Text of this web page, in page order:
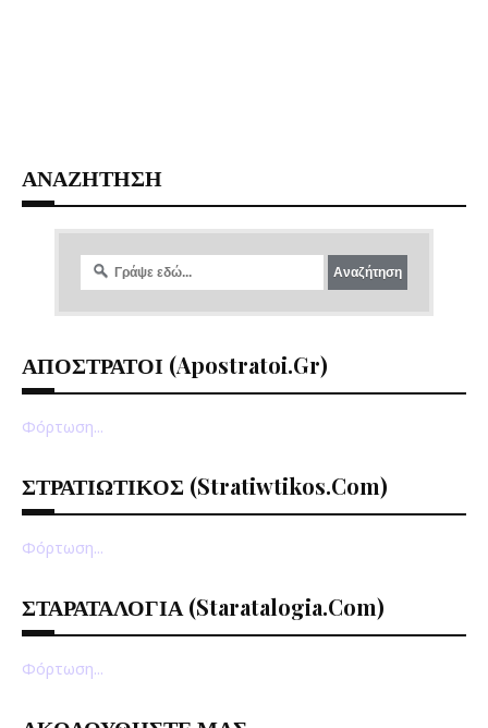
ΑΝΑΖΗΤΗΣΗ
ΑΠΟΣΤΡΑΤΟΙ (apostratoi.gr)
Φόρτωση...
ΣΤΡΑΤΙΩΤΙΚΟΣ (stratiwtikos.com)
Φόρτωση...
ΣΤΑΡΑΤΑΛΟΓΙΑ (staratalogia.com)
Φόρτωση...